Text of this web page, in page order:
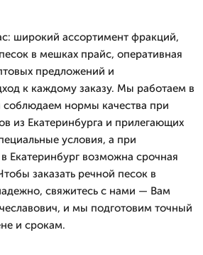
широкий ассортимент фракций,
в мешках прайс, оперативная
предложений и
к каждому заказу. Мы работаем в
соблюдаем нормы качества при
из Екатеринбурга и прилегающих
условия, а при
Екатеринбург возможна срочная
заказать речной песок в
свяжитесь с нами — Вам
и мы подготовим точный
и срокам.